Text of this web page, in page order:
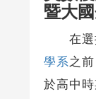
暨大
在選
學系之
於高中